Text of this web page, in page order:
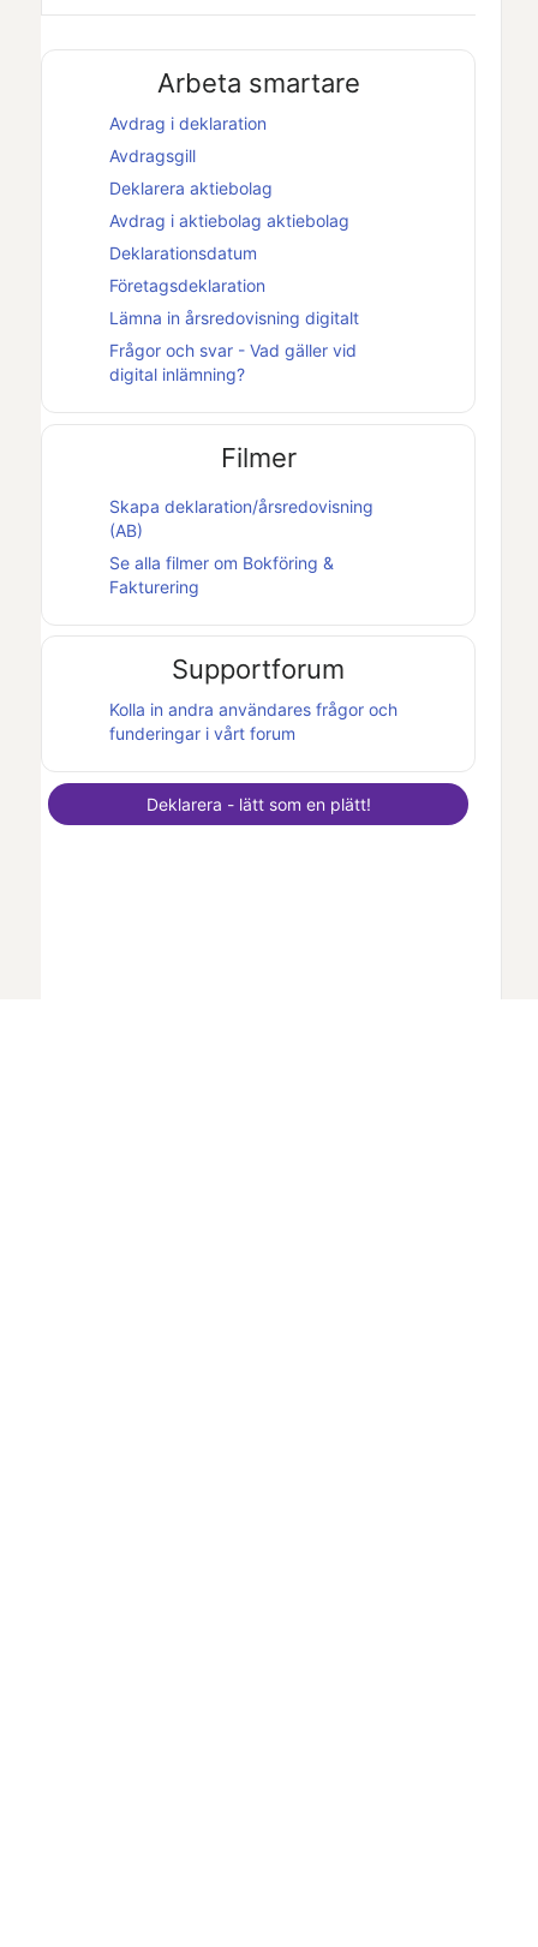
Arbeta smartare
Avdrag i deklaration
Avdragsgill
Deklarera aktiebolag
Avdrag i aktiebolag aktiebolag
Deklarationsdatum
Företagsdeklaration
Lämna in årsredovisning digitalt
Frågor och svar - Vad gäller vid
digital inlämning?
Filmer
Skapa deklaration/årsredovisning
(AB)
Se alla filmer om Bokföring &
Fakturering
Supportforum
Kolla in andra användares frågor och
funderingar i vårt forum
Deklarera - lätt som en plätt!